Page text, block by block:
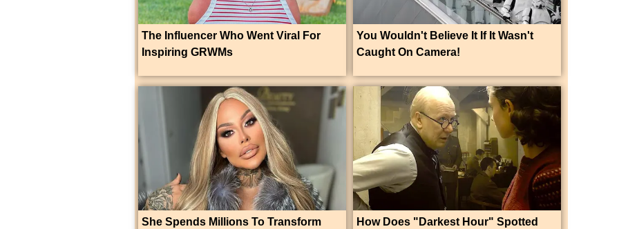
The Influencer Who Went Viral For
Inspiring GRWMs
You Wouldn't Believe It If It Wasn't
Caught On Camera!
She Spends Millions To Transform
How Does "Darkest Hour" Spotted